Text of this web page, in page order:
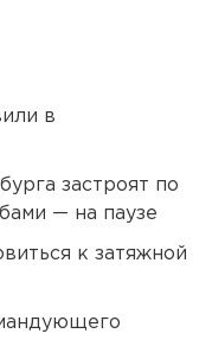
в
застроят по
— на паузе
к затяжной